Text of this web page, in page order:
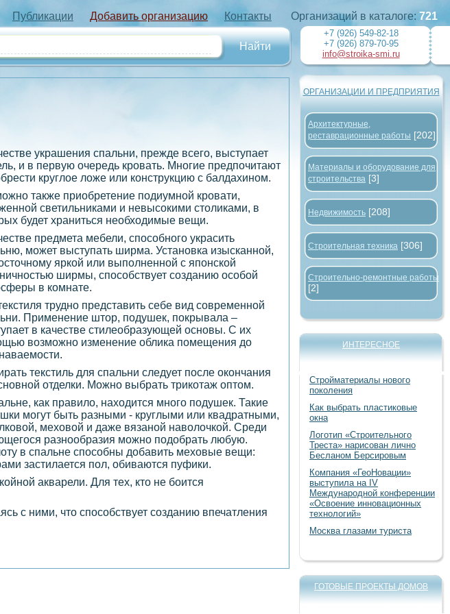
Публикации Добавить организацию Контакты
украшения спальни, прежде всего, выступает
и в первую очередь кровать. Многие предпочитают
круглое ложе или конструкцию с балдахином.
также приобретение подиумной кровати,
светильниками и невысокими столиками, в
будет храниться необходимые вещи.
предмета мебели, способного украсить
может выступать ширма. Установка изысканной,
яркой или выполненной с японской
ширмы, способствует созданию особой
в комнате.
трудно представить себе вид современной
Применение штор, подушек, покрывала –
в качестве стилеобразующей основы. С их
возможно изменение облика помещения до
текстиль для спальни следует после окончания
отделки. Можно выбрать трикотаж оптом.
как правило, находится много подушек. Такие
могут быть разными - круглыми или квадратными,
меховой и даже вязаной наволочкой. Среди
разнообразия можно подобрать любую.
в спальне способны добавить меховые вещи:
застилается пол, обиваются пуфики.
акварели. Для тех, кто не боится
с ними, что способствует созданию впечатления
Организаций в каталоге: 721
+7 (926) 549-82-18
+7 (926) 879-70-95
info@stroika-smi.ru
ОРГАНИЗАЦИИ И ПРЕДПРИЯТИЯ
Архитектурные,
реставрационные работы [202]
Материалы и оборудование для
строительства [3]
Недвижимость [208]
Строительная техника [306]
Строительно-ремонтные работы
[2]
ИНТЕРЕСНОЕ
Стройматериалы нового
поколения
Как выбрать пластиковые
окна
Логотип «Строительного
Треста» нарисован лично
Бесланом Берсировым
Компания «ГеоНовации»
выступила на IV
Международной конференции
«Освоение инновационных
технологий»
Москва глазами туриста
ГОТОВЫЕ ПРОЕКТЫ ДОМОВ